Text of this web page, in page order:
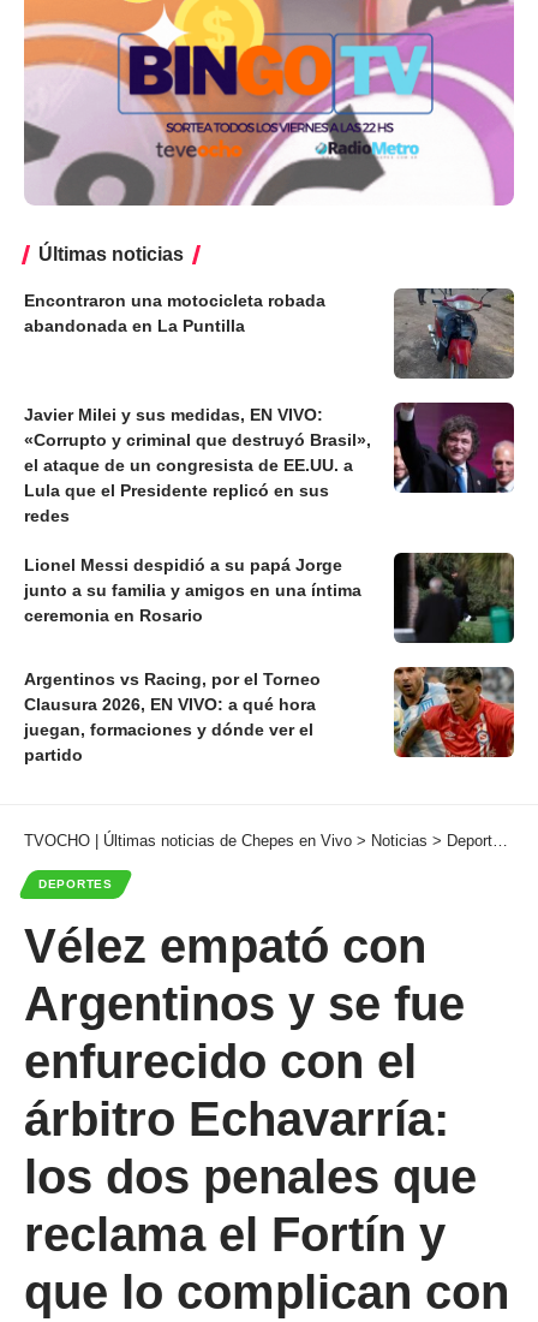
Últimas noticias
Encontraron una motocicleta robada
abandonada en La Puntilla
Javier Milei y sus medidas, EN VIVO:
«Corrupto y criminal que destruyó Brasil»,
el ataque de un congresista de EE.UU. a
Lula que el Presidente replicó en sus
redes
Lionel Messi despidió a su papá Jorge
junto a su familia y amigos en una íntima
ceremonia en Rosario
Argentinos vs Racing, por el Torneo
Clausura 2026, EN VIVO: a qué hora
juegan, formaciones y dónde ver el
partido
TVOCHO | Últimas noticias de Chepes en Vivo > Noticias > Deportes
DEPORTES
Vélez empató con
Argentinos y se fue
enfurecido con el
árbitro Echavarría:
los dos penales que
reclama el Fortín y
que lo complican con